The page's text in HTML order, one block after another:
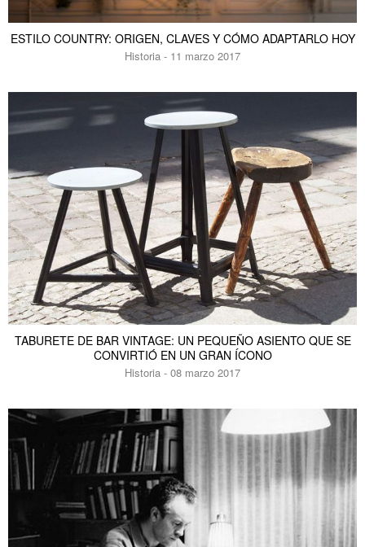
ESTILO COUNTRY: ORIGEN, CLAVES Y CÓMO ADAPTARLO HOY
Historia - 11 marzo 2017
TABURETE DE BAR VINTAGE: UN PEQUEÑO ASIENTO QUE SE
CONVIRTIÓ EN UN GRAN ÍCONO
Historia - 08 marzo 2017